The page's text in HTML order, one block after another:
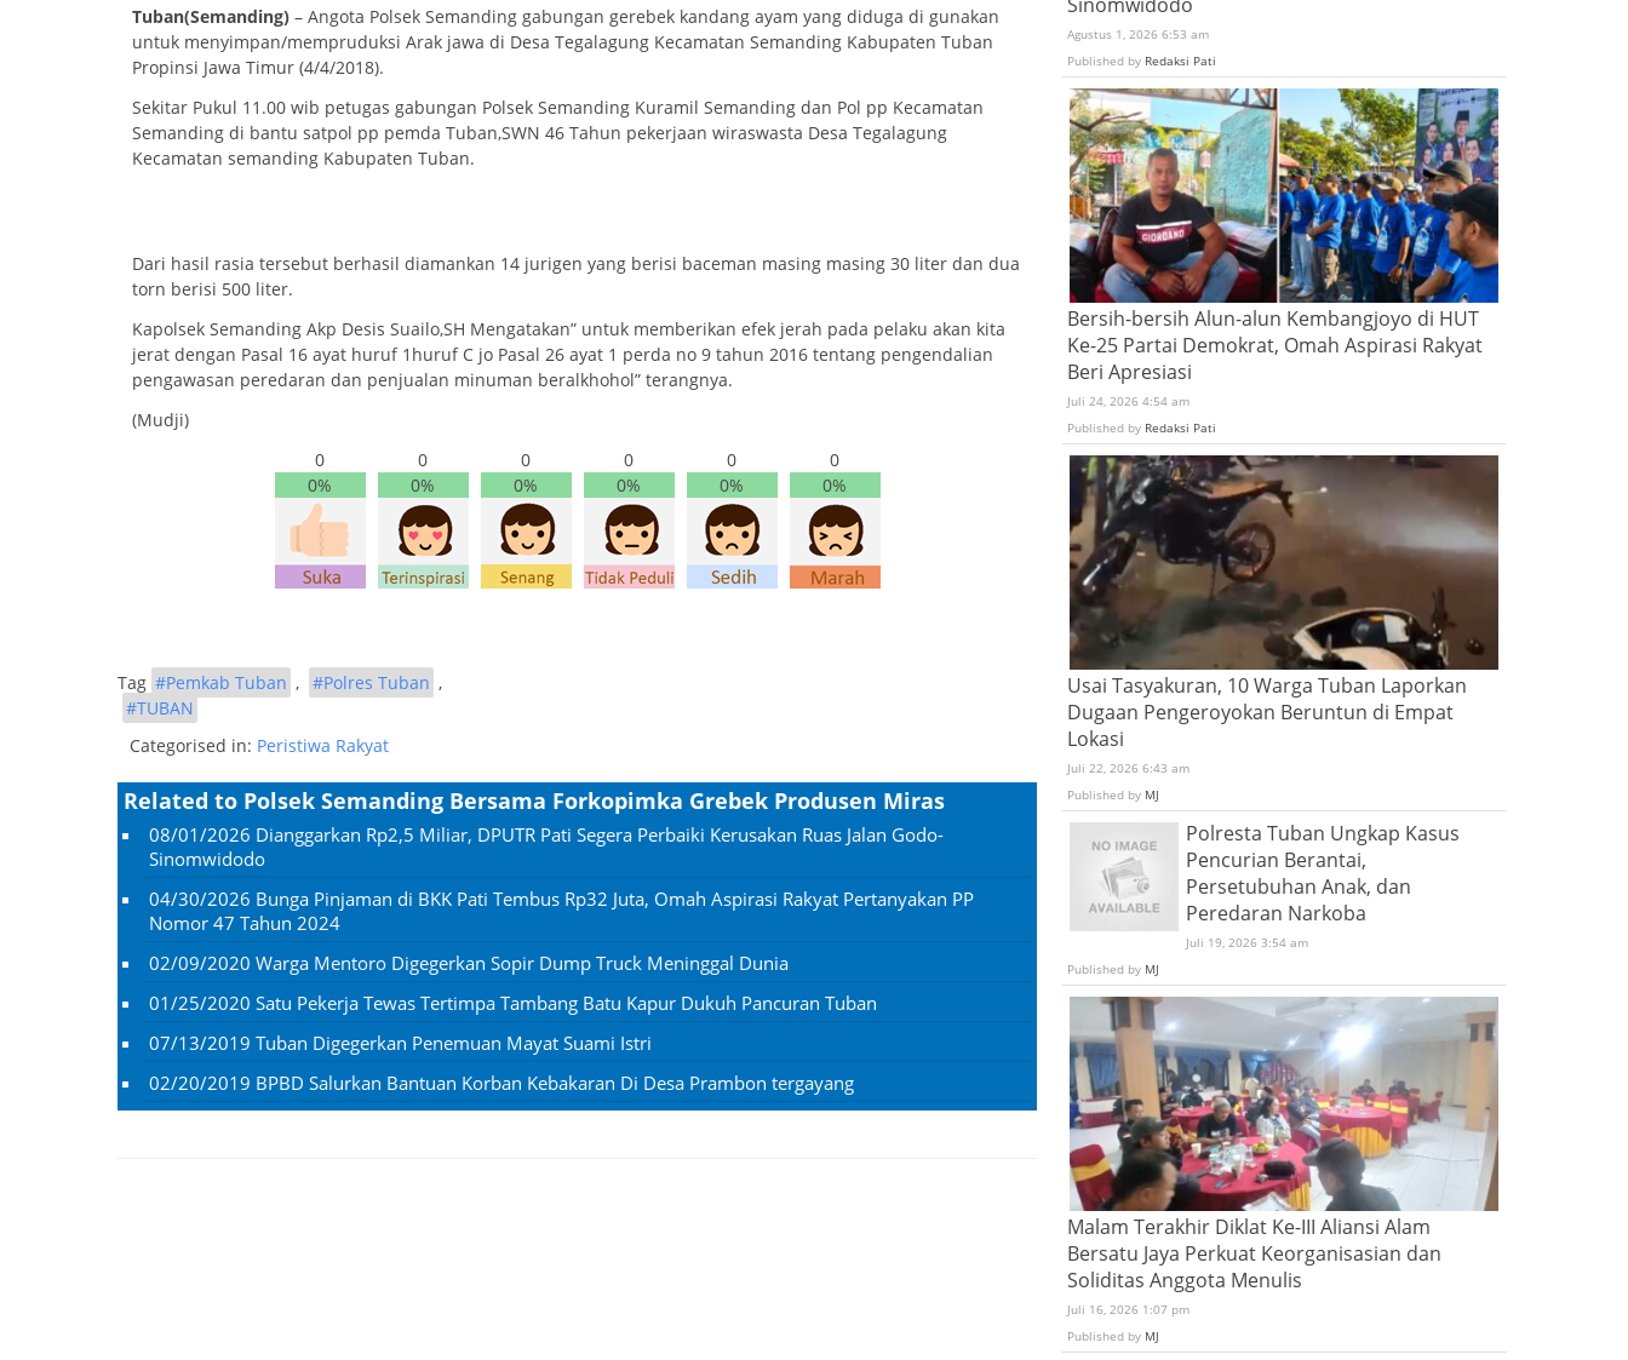
Tuban(Semanding) – Angota Polsek Semanding gabungan gerebek kandang ayam yang diduga di gunakan
untuk menyimpan/mempruduksi Arak jawa di Desa Tegalagung Kecamatan Semanding Kabupaten Tuban
Propinsi Jawa Timur (4/4/2018).
Sekitar Pukul 11.00 wib petugas gabungan Polsek Semanding Kuramil Semanding dan Pol pp Kecamatan
Semanding di bantu satpol pp pemda Tuban,SWN 46 Tahun pekerjaan wiraswasta Desa Tegalagung
Kecamatan semanding Kabupaten Tuban.
Dari hasil rasia tersebut berhasil diamankan 14 jurigen yang berisi baceman masing masing 30 liter dan dua
torn berisi 500 liter.
Kapolsek Semanding Akp Desis Suailo,SH Mengatakan” untuk memberikan efek jerah pada pelaku akan kita
jerat dengan Pasal 16 ayat huruf 1huruf C jo Pasal 26 ayat 1 perda no 9 tahun 2016 tentang pengendalian
pengawasan peredaran dan penjualan minuman beralkhohol” terangnya.
(Mudji)
0
0%
0
0%
0
0%
0
0%
0
0%
0
0%
Tag #Pemkab Tuban , #Polres Tuban ,
#TUBAN
Categorised in: Peristiwa Rakyat
Related to Polsek Semanding Bersama Forkopimka Grebek Produsen Miras
08/01/2026 Dianggarkan Rp2,5 Miliar, DPUTR Pati Segera Perbaiki Kerusakan Ruas Jalan Godo-
Sinomwidodo
04/30/2026 Bunga Pinjaman di BKK Pati Tembus Rp32 Juta, Omah Aspirasi Rakyat Pertanyakan PP
Nomor 47 Tahun 2024
02/09/2020 Warga Mentoro Digegerkan Sopir Dump Truck Meninggal Dunia
01/25/2020 Satu Pekerja Tewas Tertimpa Tambang Batu Kapur Dukuh Pancuran Tuban
07/13/2019 Tuban Digegerkan Penemuan Mayat Suami Istri
02/20/2019 BPBD Salurkan Bantuan Korban Kebakaran Di Desa Prambon tergayang
Agustus 1, 2026 6:53 am
Published by Redaksi Pati
Bersih-bersih Alun-alun Kembangjoyo di HUT
Ke-25 Partai Demokrat, Omah Aspirasi Rakyat
Beri Apresiasi
Juli 24, 2026 4:54 am
Published by Redaksi Pati
Usai Tasyakuran, 10 Warga Tuban Laporkan
Dugaan Pengeroyokan Beruntun di Empat
Lokasi
Juli 22, 2026 6:43 am
Published by MJ
Polresta Tuban Ungkap Kasus
Pencurian Berantai,
Persetubuhan Anak, dan
Peredaran Narkoba
Juli 19, 2026 3:54 am
Published by MJ
Malam Terakhir Diklat Ke-III Aliansi Alam
Bersatu Jaya Perkuat Keorganisasian dan
Soliditas Anggota Menulis
Juli 16, 2026 1:07 pm
Published by MJ